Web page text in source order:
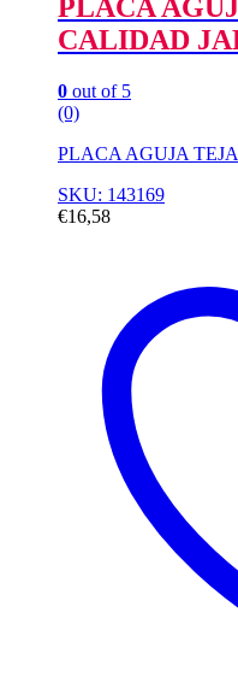
PLACA
CALIDAD
0 out of 5
(0)
PLACA AGUJA
SKU: 143169
€16,58